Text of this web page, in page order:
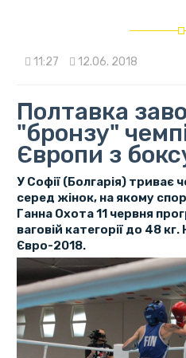
11:27 12.06. 2018
Полтавка
"бронзу"
Європи з
У Софії (Болгарія) триває
серед жінок, на якому
Ганна Охота 11 червня
ваговій категорії до 48
Євро-2018.